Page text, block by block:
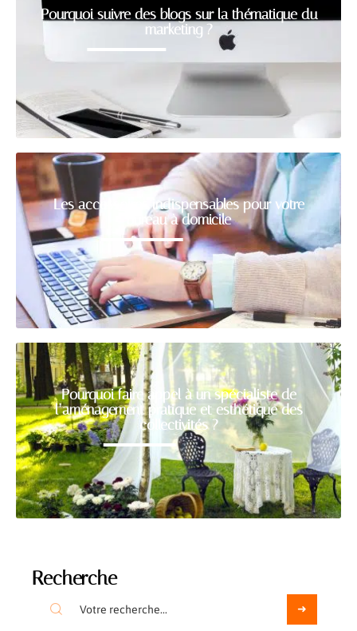
Pourquoi suivre des blogs sur la thématique du
marketing ?
Les accessoires indispensables pour votre
bureau à domicile
Pourquoi faire appel à un spécialiste de
l’aménagement pratique et esthétique des
collectivités ?
Recherche